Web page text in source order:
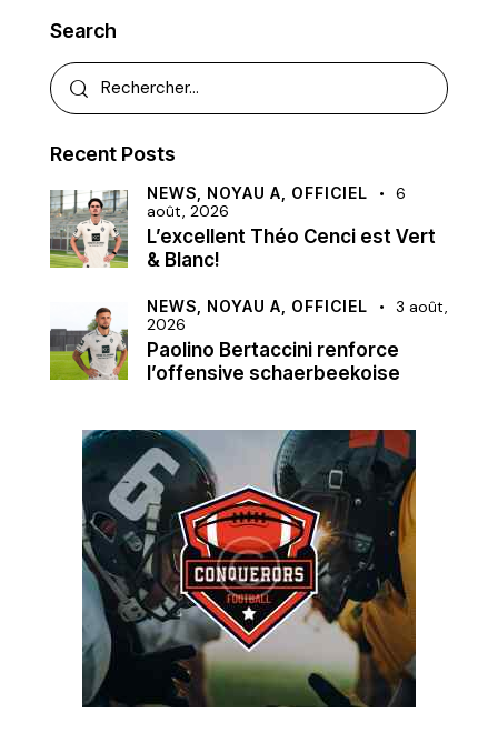
Search
Recent Posts
NEWS, NOYAU A, OFFICIEL
6
août, 2026
L’excellent Théo Cenci est Vert
& Blanc!
NEWS, NOYAU A, OFFICIEL
3 août,
2026
Paolino Bertaccini renforce
l’offensive schaerbeekoise